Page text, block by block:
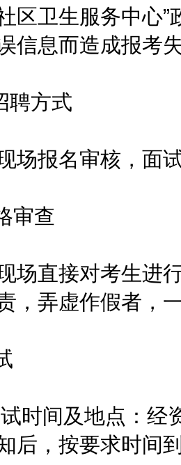
区卫生服务中心
信息而造成报考
方式
报名审核，面试
查
直接对考生进行
，弄虚作假者，
间及地点：经
后，按要求时间